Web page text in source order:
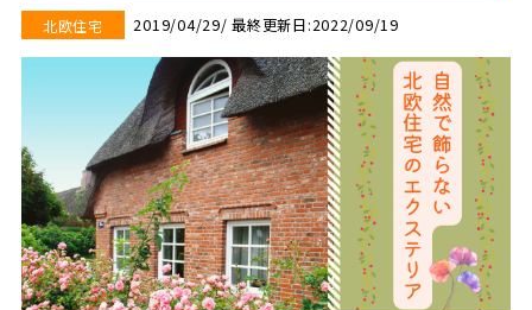
北欧住宅 2019/04/29/ 最終更新日:2022/09/19